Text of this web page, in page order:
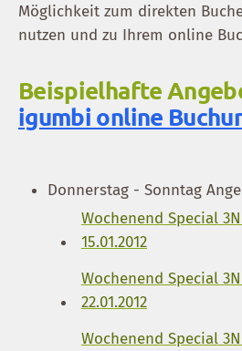
Möglichkeit zum direkten
nutzen und zu Ihrem online
Beispielhafte
igumbi online
Donnerstag - Sonntag
Wochenend Special
15.01.2012
Wochenend Special
22.01.2012
Wochenend Special